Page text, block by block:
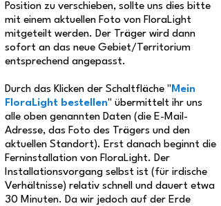
Position zu verschieben, sollte uns dies bitte
mit einem aktuellen Foto von FloraLight
mitgeteilt werden. Der Träger wird dann
sofort an das neue Gebiet/Territorium
entsprechend angepasst.
Durch das Klicken der Schaltfläche " Mein
FloraLight bestellen" übermittelt ihr uns
alle oben genannten Daten (die E-Mail-
Adresse, das Foto des Trägers und den
aktuellen Standort). Erst danach beginnt die
Ferninstallation von FloraLight. Der
Installationsvorgang selbst ist (für irdische
Verhältnisse) relativ schnell und dauert etwa
30 Minuten. Da wir jedoch auf der Erde